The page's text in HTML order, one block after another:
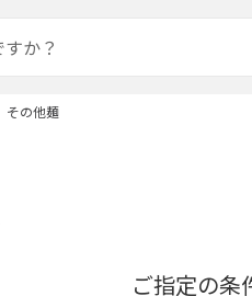
その他麺
ご指定の条